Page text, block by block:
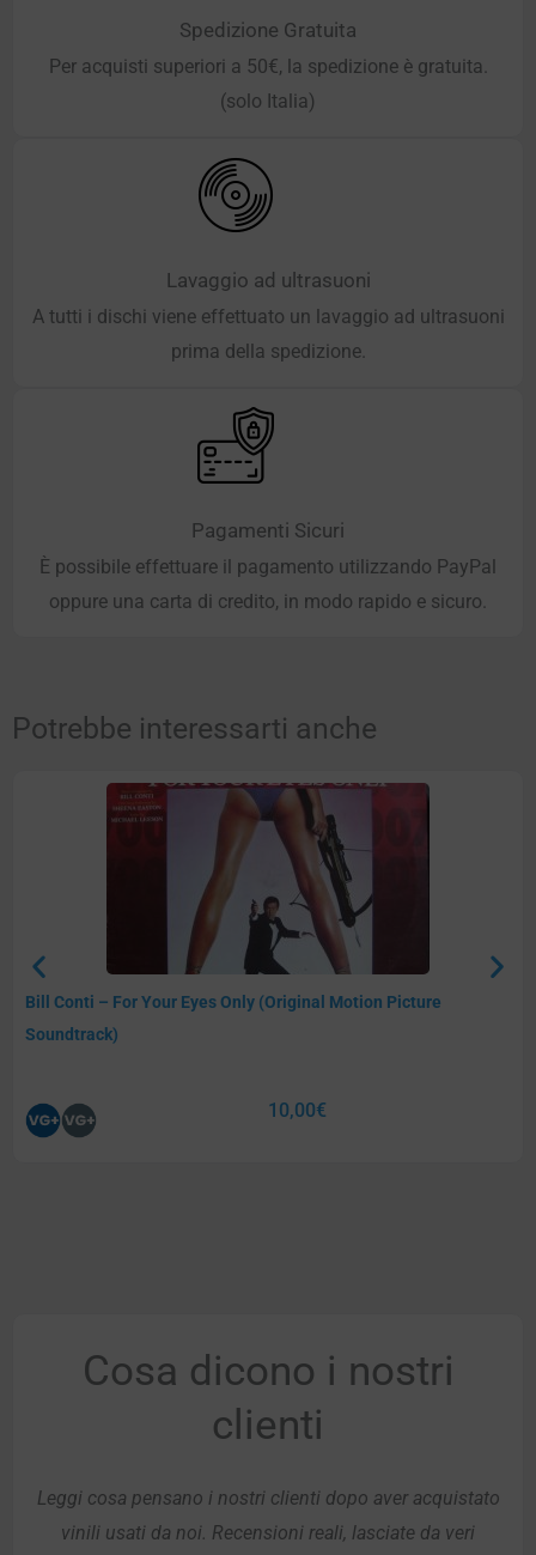
Spedizione Gratuita
Per acquisti superiori a 50€, la spedizione è gratuita.
(solo Italia)
Lavaggio ad ultrasuoni
A tutti i dischi viene effettuato un lavaggio ad ultrasuoni
prima della spedizione.
Pagamenti Sicuri
È possibile effettuare il pagamento utilizzando PayPal
oppure una carta di credito, in modo rapido e sicuro.
Potrebbe interessarti anche
Bill Conti – For Your Eyes Only (Original Motion Picture
Soundtrack)
10,00€
Cosa dicono i nostri
clienti
Leggi cosa pensano i nostri clienti dopo aver acquistato
vinili usati da noi. Recensioni reali, lasciate da veri